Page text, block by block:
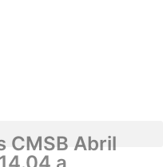
CMSB Abril